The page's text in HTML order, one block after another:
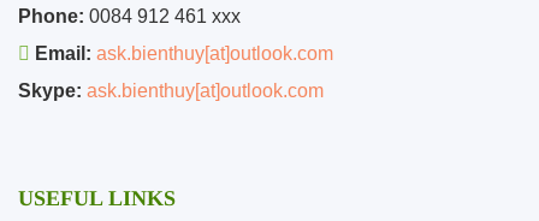
Phone: 0084 912 461 xxx
Email: ask.bienthuy[at]outlook.com
Skype: ask.bienthuy[at]outlook.com
USEFUL LINKS